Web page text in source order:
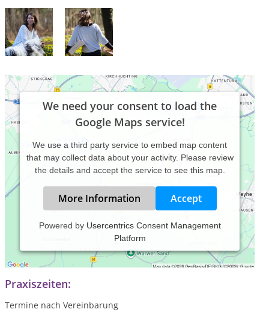
We need your consent to load the
Google Maps service!
We use a third party service to embed map content
that may collect data about your activity. Please review
the details and accept the service to see this map.
More Information Accept
Powered by Usercentrics Consent Management
Platform
Psychologische Praxis für mehr Gelassenheit und Leichtigkeit
in Ihrem Leben.
Praxiszeiten:
Termine nach Vereinbarung